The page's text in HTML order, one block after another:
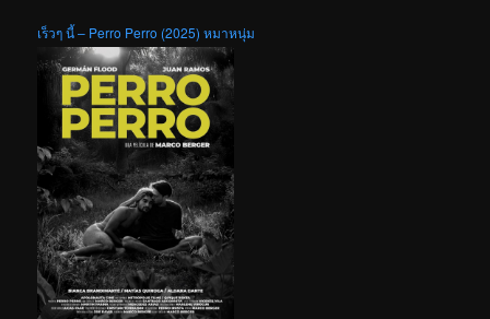
เร็วๆ นี้ – Perro Perro (2025) หมาหนุ่ม